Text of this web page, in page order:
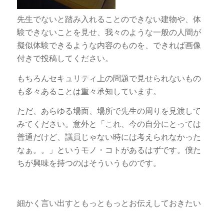
先生でないと踏み入れることのできない建物や、体
験できないことを見せ、我々のような一般の人間が
擬似体験できるような内容のものを、できれば画像
付きで投稿してください。
もちろんセキュリティ上の問題で見せられないもの
も多々あることは重々承知しています。
ただ、あらゆる場面、場所で先生の周りを見渡して
みてください。意外と「これ、今の自分にとっては
普通だけど、議員じゃない時には考えられなかった
なぁ。。」というモノ・コトがあるはずです。僕た
ちが興味を持つのはそういうものです。
細かく言い出すともっともっとお伝えしておきたい